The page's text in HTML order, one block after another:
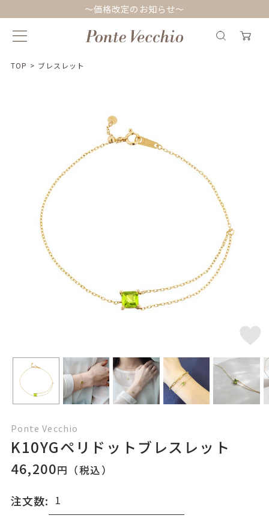
～価格改定のお知らせ～
TOP > ブレスレット
Ponte Vecchio
K10YGペリドットブレスレット
46,200円（税込）
注文数: